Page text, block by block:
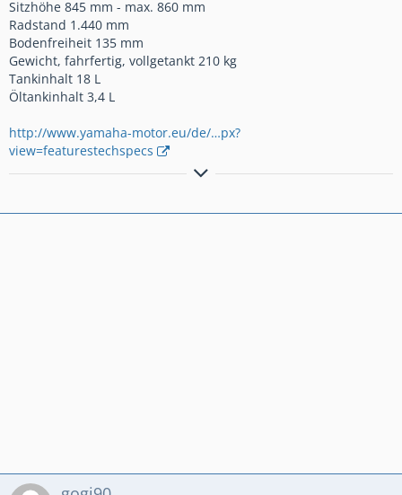
Sitzhöhe 845 mm - max. 860 mm
Radstand 1.440 mm
Bodenfreiheit 135 mm
Gewicht, fahrfertig, vollgetankt 210 kg
Tankinhalt 18 L
Öltankinhalt 3,4 L
http://www.yamaha-motor.eu/de/…px?
view=featurestechspecs
Es war einmal vor langer Zeit:
& RJ03 ..................